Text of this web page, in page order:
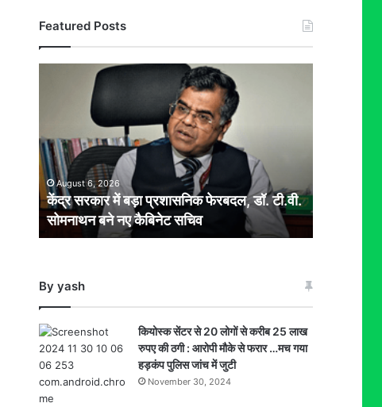
Featured Posts
प्रशासनिक
फेरबदल,
डॉ.
टी.वी.
सोमनाथन
बने
नए
August 6, 2026
केंद्र सरकार में बड़ा प्रशासनिक फेरबदल, डॉ. टी.वी.
सोमनाथन बने नए कैबिनेट सचिव
By yash
कियोस्क सेंटर से 20 लोगों से करीब 25 लाख
रुपए की ठगी : आरोपी मौके से फरार …मच गया
हड़कंप पुलिस जांच में जुटी
November 30, 2024